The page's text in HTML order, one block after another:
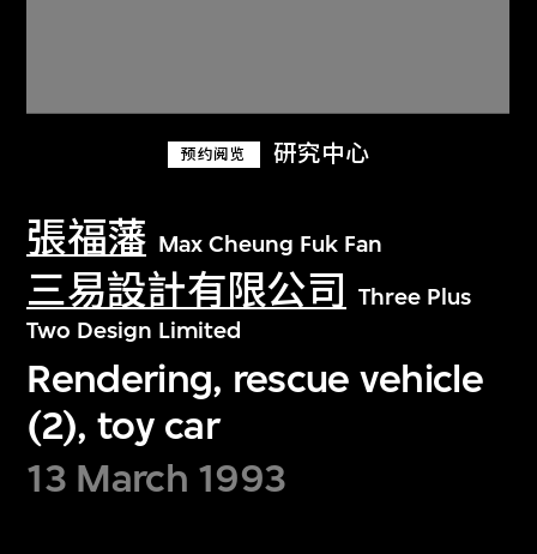
预约阅览 研究中心
張福藩 Max Cheung Fuk Fan
三易設計有限公司
Three Plus
Two Design Limited
Rendering, rescue vehicle
(2), toy car
13 March 1993
关于M+藏品
探索世界顶级的二十及二十一世纪视觉
文化藏品。